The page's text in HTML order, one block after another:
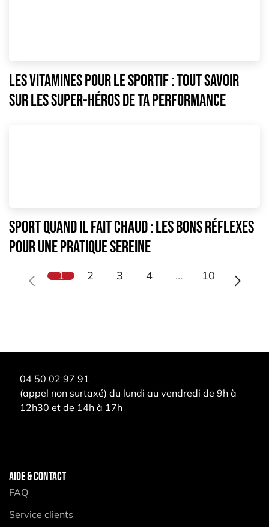
Les vitamines pour le sportif : tout savoir
sur les super-héros de ta performance
Sport quand il fait chaud : les bons réflexes
pour une pratique sereine
1 2 3 4 … 10
04 50 02 97 91
(appel non surtaxé) du lundi au vendredi de 9h à
12h30 et de 14h à 17h
AIDE & CONTACT
FAQ
Service clients